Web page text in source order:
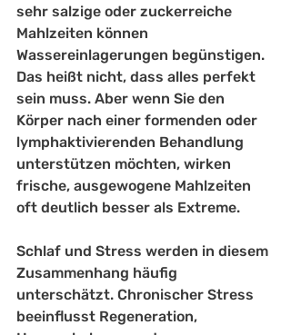
sehr salzige oder zuckerreiche
Mahlzeiten können
Wassereinlagerungen begünstigen.
Das heißt nicht, dass alles perfekt
sein muss. Aber wenn Sie den
Körper nach einer formenden oder
lymphaktivierenden Behandlung
unterstützen möchten, wirken
frische, ausgewogene Mahlzeiten
oft deutlich besser als Extreme.
Schlaf und Stress werden in diesem
Zusammenhang häufig
unterschätzt. Chronischer Stress
beeinflusst Regeneration,